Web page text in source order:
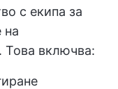
с екипа за
на
Това включва: